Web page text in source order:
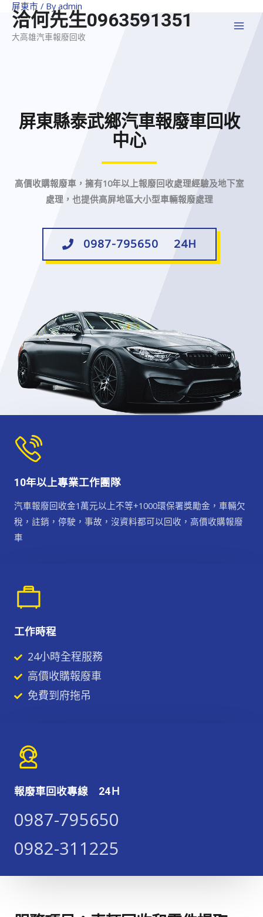
洽何先生0963591351
大高雄汽車報廢回收
屏東市 / Byadmin
屏東縣泰武鄉汽車報廢車回收
中心
高價收購報廢車，擁有10年以上報廢回收處理經驗及地下室
處理，也提供高屏地區大小型車輛報廢處理
0987-795650 24H
10年以上專業工作團隊
汽車報廢回收金1萬元以上不等+1000環保署獎勵金，車輛欠
稅，註銷，停駛，事故，沒資料都可以回收，高價收購報廢
車
工作時程
24小時全程服務
高價收購報廢車
免費到府拖吊
報廢車回收專線 24Ｈ
0987-795650​​​
0982-311225​​​